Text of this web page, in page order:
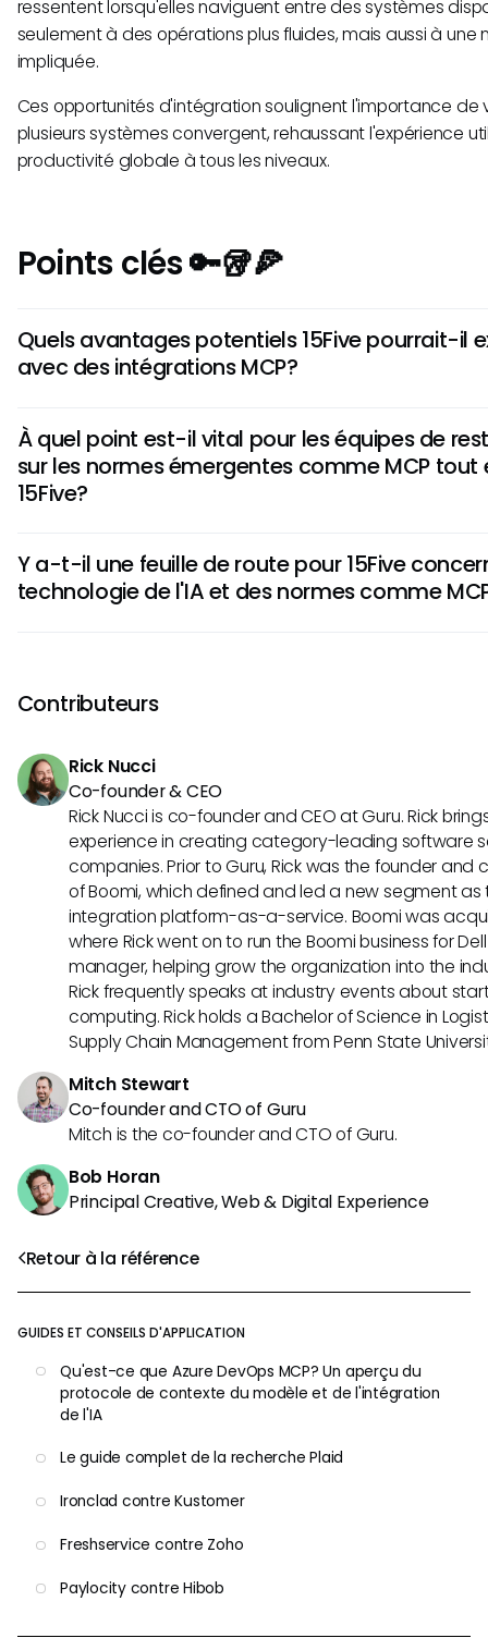
Retour à la référence
GUIDES ET CONSEILS D'APPLICATION
Qu'est-ce que Azure DevOps MCP? Un aperçu du
protocole de contexte du modèle et de l'intégration
de l'IA
Le guide complet de la recherche Plaid
Ironclad contre Kustomer
Freshservice contre Zoho
Paylocity contre Hibob
ressentent lorsqu'elles naviguent entre des systèmes
seulement à des opérations plus fluides, mais aussi à
impliquée.
Ces opportunités d'intégration soulignent l'importance de
plusieurs systèmes convergent, rehaussant l'expérience
productivité globale à tous les niveaux.
Points clés 🔑🥡🍕
Quels avantages potentiels 15Five pourrait-il
avec des intégrations MCP?
Bien que nous ne puissions confirmer aucune intégration
organisations pourraient bénéficier de fonctionnalités
performance améliorées, des processus de rétroaction
de développement plus personnalisés grâce à la
À quel point est-il vital pour les équipes de
sur les normes émergentes comme MCP tout
15Five?
car cela les positionne pour profiter des intégrations
les flux de travail, la prise de décision et l'efficacité
Y a-t-il une feuille de route pour 15Five
technologie de l'IA et des normes comme
et à tirer parti des technologies innovantes au fur et à
Contributeurs
Rick Nucci
Co-founder & CEO
Rick Nucci is co-founder and CEO at Guru. Rick
experience in creating category-leading software
companies. Prior to Guru, Rick was the founder
of Boomi, which defined and led a new segment
integration platform-as-a-service. Boomi was
where Rick went on to run the Boomi business for
manager, helping grow the organization into the
Rick frequently speaks at industry events about
computing. Rick holds a Bachelor of Science in
Supply Chain Management from Penn State
Mitch Stewart
Co-founder and CTO of Guru
Mitch is the co-founder and CTO of Guru.
Bob Horan
Principal Creative, Web & Digital Experience